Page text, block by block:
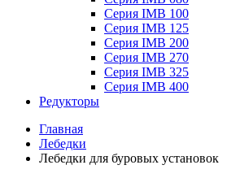
Серия IMB 100
Серия IMB 125
Серия IMB 200
Серия IMB 270
Серия IMB 325
Серия IMB 400
Редукторы
Главная
Лебедки
Лебедки для буровых установок